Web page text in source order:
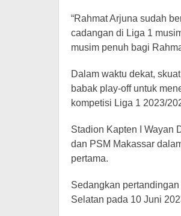
“Rahmat Arjuna sudah
cadangan di Liga 1
musim penuh bagi
Dalam waktu dekat,
babak play-off untuk
kompetisi Liga 1 2023/
Stadion Kapten I Wayan
dan PSM Makassar
pertama.
Sedangkan
Selatan pada 10 Juni